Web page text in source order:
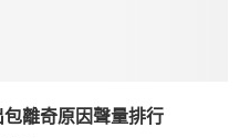
離奇原因聲量排行